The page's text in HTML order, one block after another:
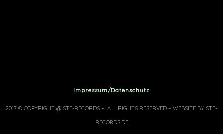
Impressum/Datenschutz
2017 © COPYRIGHT @ STF-RECORDS – ALL RIGHTS RESERVED – WEBSITE BY STF-
RECORDS.DE